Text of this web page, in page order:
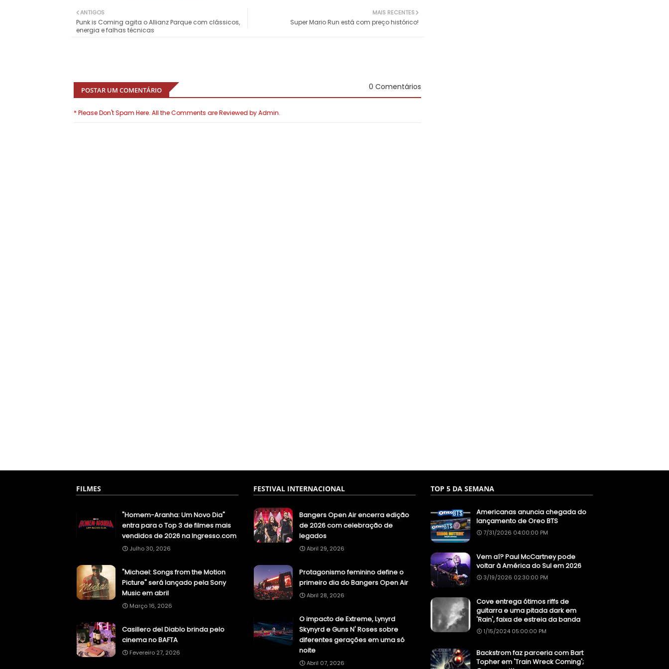
MAIS RECENTES
Super Mario Run está com preço histórico!
ANTIGOS
Punk is Coming agita o Allianz Parque com clássicos,
energia e falhas técnicas
POSTAR UM COMENTÁRIO 0 Comentários
* Please Don't Spam Here. All the Comments are Reviewed by Admin.
FILMES
"Homem-Aranha: Um Novo Dia"
entra para o Top 3 de filmes mais
vendidos de 2026 na Ingresso.com
Julho 30, 2026
"Michael: Songs from the Motion
Picture" será lançado pela Sony
Music em abril
Março 16, 2026
Casillero del Diablo brinda pelo
cinema no BAFTA
Fevereiro 27, 2026
FESTIVAL INTERNACIONAL
Bangers Open Air encerra edição
de 2026 com celebração de
legados
Abril 29, 2026
Protagonismo feminino define o
primeiro dia do Bangers Open Air
Abril 28, 2026
O impacto de Extreme, Lynyrd
Skynyrd e Guns N' Roses sobre
diferentes gerações em uma só
noite
Abril 07, 2026
TOP 5 DA SEMANA
Americanas anuncia chegada do
lançamento de Oreo BTS
7/31/2026 04:00:00 PM
Vem aí? Paul McCartney pode
voltar à América do Sul em 2026
3/19/2026 02:30:00 PM
Cove entrega ótimos riffs de
guitarra e uma pitada dark em
'Rain', faixa de estreia da banda
1/15/2024 05:00:00 PM
Backstrom faz parceria com Bart
Topher em 'Train Wreck Coming';